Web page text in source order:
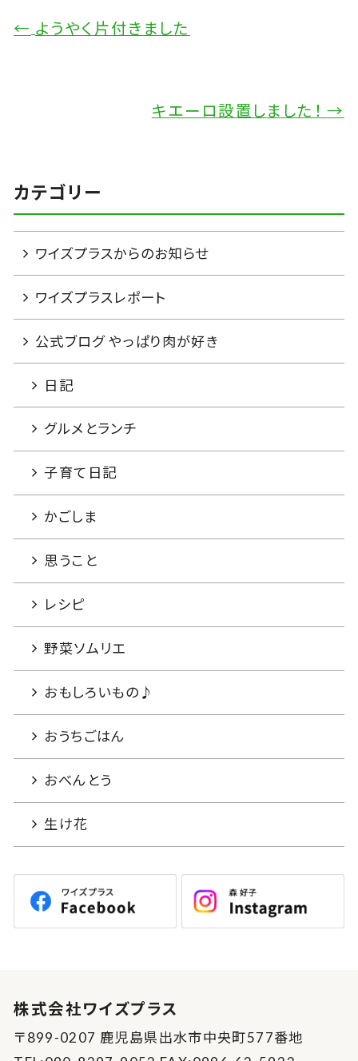
← ようやく片付きました
キエーロ設置しました！ →
カテゴリー
ワイズプラスからのお知らせ
ワイズプラスレポート
公式ブログ やっぱり肉が好き
日記
グルメとランチ
子育て日記
かごしま
思うこと
レシピ
野菜ソムリエ
おもしろいもの♪
おうちごはん
おべんとう
生け花
株式会社ワイズプラス
〒899-0207 鹿児島県出水市中央町577番地